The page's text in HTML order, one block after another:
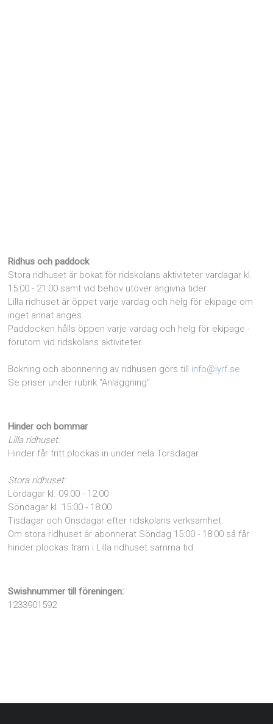
Ridhus och paddock
Stora ridhuset är bokat för ridskolans aktiviteter vardagar kl.
15:00 - 21:00 samt vid behov utöver angivna tider.
Lilla ridhuset är öppet varje vardag och helg för ekipage om
inget annat anges.
Paddocken hålls öppen varje vardag och helg för ekipage -
förutom vid ridskolans aktiviteter.
Bokning och abonnering av ridhusen görs till info@lyrf.se
Se priser under rubrik "Anläggning"
Hinder och bommar
Lilla ridhuset:
Hinder får fritt plockas in under hela Torsdagar.
Stora ridhuset:
Lördagar kl. 09:00 - 12:00
Söndagar kl. 15:00 - 18:00
Tisdagar och Onsdagar efter ridskolans verksamhet.
Om stora ridhuset är abonnerat Söndag 15:00 - 18:00 så får
hinder plockas fram i Lilla ridhuset samma tid.
Swishnummer till föreningen:
1233901592